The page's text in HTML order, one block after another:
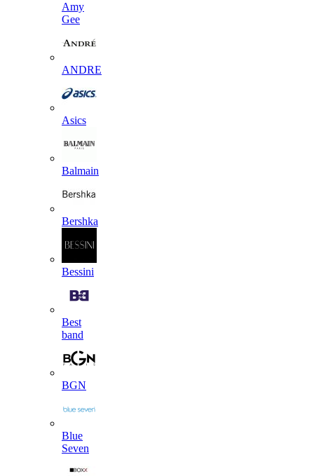
Amy
Gee
ANDRE
Asics
Balmain
Bershka
Bessini
Best
band
BGN
Blue
Seven